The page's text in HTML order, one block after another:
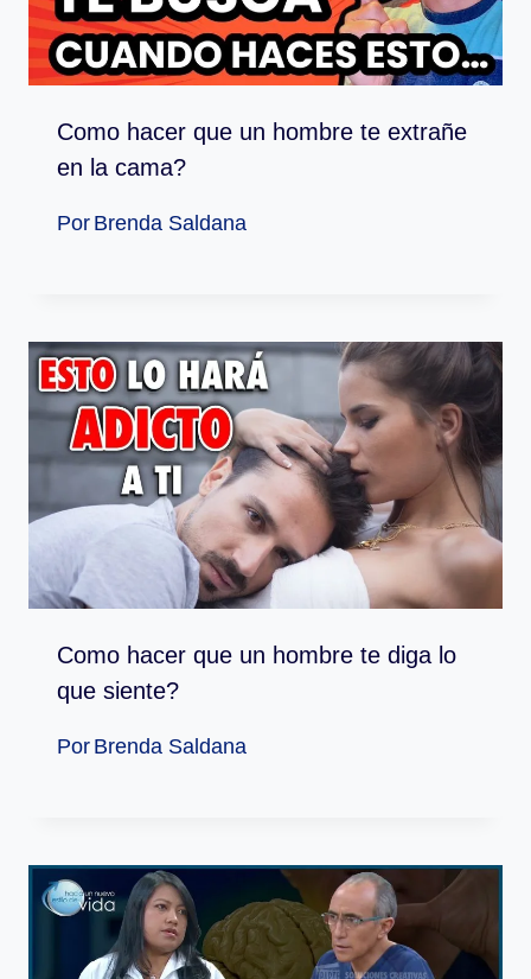
Como hacer que un hombre te extrañe
en la cama?
Por Brenda Saldana
Como hacer que un hombre te diga lo
que siente?
Por Brenda Saldana